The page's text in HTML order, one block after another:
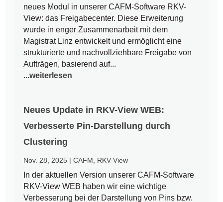
neues Modul in unserer CAFM-Software RKV-
View: das Freigabecenter. Diese Erweiterung
wurde in enger Zusammenarbeit mit dem
Magistrat Linz entwickelt und ermöglicht eine
strukturierte und nachvollziehbare Freigabe von
Aufträgen, basierend auf...
...weiterlesen
Neues Update in RKV-View WEB:
Verbesserte Pin-Darstellung durch
Clustering
Nov. 28, 2025 |CAFM RKV-View
In der aktuellen Version unserer CAFM-Software
RKV-View WEB haben wir eine wichtige
Verbesserung bei der Darstellung von Pins bzw.